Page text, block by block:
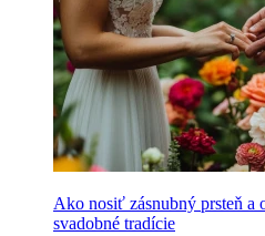
Ako nosiť zásnubný prsteň a
svadobné tradície